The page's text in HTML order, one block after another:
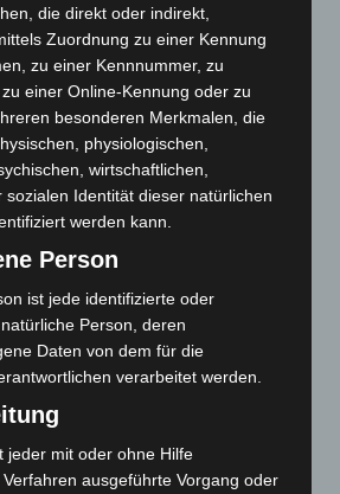
Langenhagen 2026:
Feuerwehr und Rettung
erleben
Langenhagen testet Aufnahme
per Videochat
Seniorin aus Godshorn tot
die direkt oder indirekt,
Zuordnung zu einer Kennung
zu einer Kennnummer, zu
einer Online-Kennung oder zu
besonderen Merkmalen, die
physiologischen,
wirtschaftlichen,
sozialen Identität dieser natürlichen
werden kann.
Person
ist jede identifizierte oder
Person, deren
Daten von dem für die
verarbeitet werden.
jeder mit oder ohne Hilfe
ausgeführte Vorgang oder